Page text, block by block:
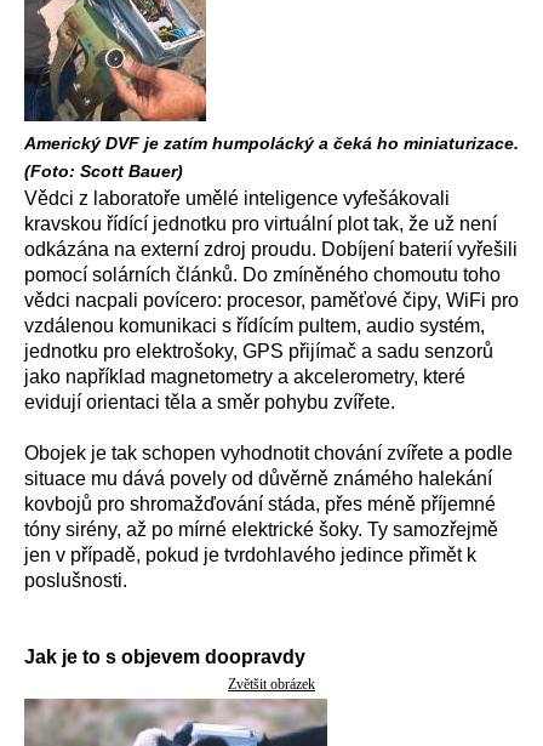
Americký DVF je zatím humpolácký a čeká ho miniaturizace.
(Foto: Scott Bauer)
Vědci z laboratoře umělé inteligence vyfešákovali
kravskou řídící jednotku pro virtuální plot tak, že už není
odkázána na externí zdroj proudu. Dobíjení baterií vyřešili
pomocí solárních článků. Do zmíněného chomoutu toho
vědci nacpali povícero: procesor, paměťové čipy, WiFi pro
vzdálenou komunikaci s řídícím pultem, audio systém,
jednotku pro elektrošoky, GPS přijímač a sadu senzorů
jako například magnetometry a akcelerometry, které
evidují orientaci těla a směr pohybu zvířete.
Obojek je tak schopen vyhodnotit chování zvířete a podle
situace mu dává povely od důvěrně známého halekání
kovbojů pro shromažďování stáda, přes méně příjemné
tóny sirény, až po mírné elektrické šoky. Ty samozřejmě
jen v případě, pokud je tvrdohlavého jedince přimět k
poslušnosti.
Jak je to s objevem doopravdy
Zvětšit obrázek